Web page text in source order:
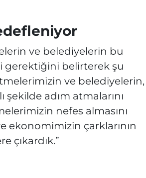
ve belediyelerin bu
gerektiğini belirterek şu
ve belediyelerin,
şekilde adım atmalarını
nefes almasını
ekonomimizin çarklarının
çıkardık.”